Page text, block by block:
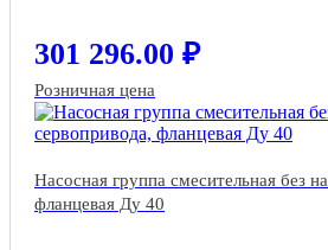
301 296.00 ₽
Розничная цена
Насосная группа смесительная без
фланцевая Ду 40